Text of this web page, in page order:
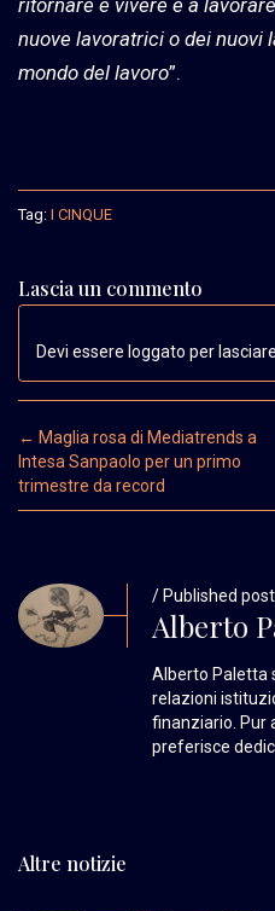
nuove lavoratrici o dei nuovi
mondo del lavoro”.
Tag: I CINQUE
Lascia un commento
Devi essere loggato per
Post navigation
← Maglia rosa di Mediatrends a
Intesa Sanpaolo per un primo
trimestre da record
/ Published
Alberto
Alberto Paletta
relazioni
finanziario. Pur
preferisce
Altre notizie